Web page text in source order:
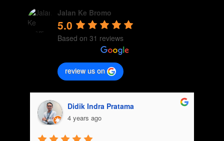
Jalan Ke Bromo
5.0
Based on 31 reviews
review us on
Didik Indra Pratama
4 years ago